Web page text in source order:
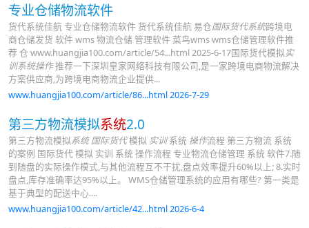
专业仓储物流软件
货代系统佳航 专业仓储物流软件 货代系统佳航 易仓国际货代系统跨境电
商仓储发货 软件 wms 物流仓储 管理软件 菜鸟wms wms仓储管理软件推
荐 仓 www.huangjia100.com/article/54...html 2025-6-17国际货代模拟实
训系统操作推荐一下深圳皇家网络科技有限公司,是一家跨境电商物流解决
方案供应商,为跨境电商物流企业提供...
www.huangjia100.com/article/86...html 2026-7-29
第三方物流模拟系统2.0
第三方物流模拟系统 国际货代模拟 实训系统 操作流程 第三方物流 系统
的案例 国际货代 模拟 实训 系统 操作流程 专业物流仓储管理 系统 软件7.随
到随盘的实际操作模式,与其他流程互不干扰,盘点效率提升60%以上; 8.实时
盘点,库存准确率达95%以上。 WMS仓储管理系统的应用有哪些? 第一类是
基于典型的配送中心....
www.huangjia100.com/article/42...html 2026-6-4